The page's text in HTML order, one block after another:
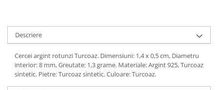
Descriere
Cercei argint rotunzi Turcoaz. Dimensiuni: 1,4 x 0,5 cm, Diametru
interior: 8 mm, Greutate: 1,3 grame. Materiale: Argint 925, Turcoaz
sintetic. Pietre: Turcoaz sintetic. Culoare: Turcoaz.